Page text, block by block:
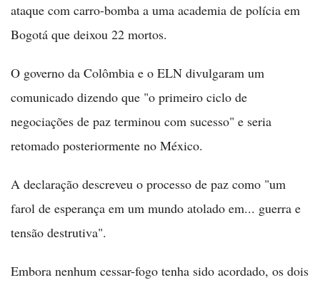
ataque com carro-bomba a uma academia de polícia em
Bogotá que deixou 22 mortos.
O governo da Colômbia e o ELN divulgaram um
comunicado dizendo que "o primeiro ciclo de
negociações de paz terminou com sucesso" e seria
retomado posteriormente no México.
A declaração descreveu o processo de paz como "um
farol de esperança em um mundo atolado em... guerra e
tensão destrutiva".
Embora nenhum cessar-fogo tenha sido acordado, os dois